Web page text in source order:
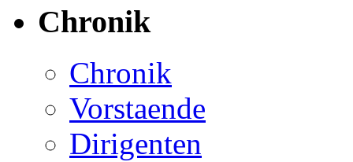
Chronik
Chronik
Vorstaende
Dirigenten